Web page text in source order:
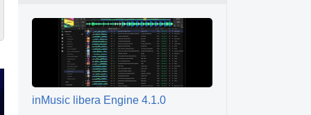
inMusic libera Engine 4.1.0